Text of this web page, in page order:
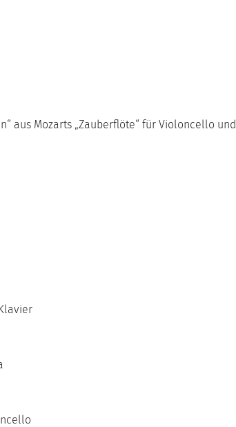
aus Mozarts „Zauberflöte“ für Violoncello und